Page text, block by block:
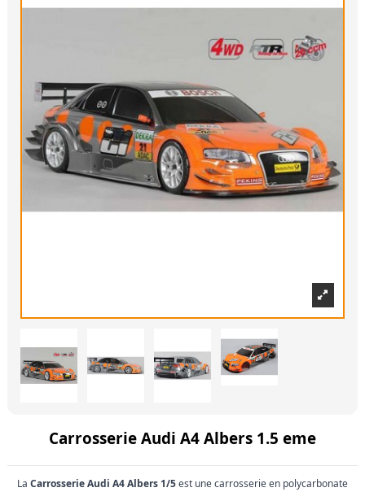
Carrosserie Audi A4 Albers 1.5 eme
La Carrosserie Audi A4 Albers 1/5est une carrosserie en polycarbonate